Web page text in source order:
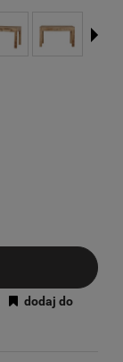
dodaj do